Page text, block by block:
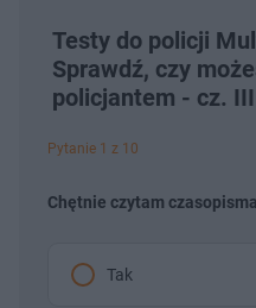
Testy do policji
Sprawdź, czy
policjantem - cz. III
Pytanie 1 z 10
Chętnie czytam
Tak